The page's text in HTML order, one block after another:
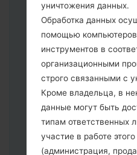
Скачайте на свой
Далее загрузите
прошивки.
Вам необходимо
уничтожения данных.
Обработка данных
помощью
инструментов в
организационными
строго связанными с
Кроме владельца, в
данные могут быть
типам ответственных
участие в работе
(администрация,